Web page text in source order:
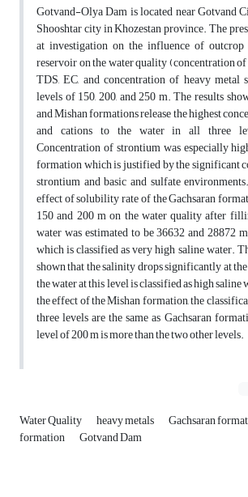
Gotvand-Olya Dam is located near Gotvand
Shooshtar city in Khozestan province. The
at investigation on the influence of
reservoir on the water quality (concentration of
TDS, EC, and concentration of heavy metal
levels of 150, 200, and 250 m. The results
and Mishan formations release the highest
and cations to the water in all three
Concentration of strontium was especially
formation which is justified by the significant
strontium and basic and sulfate
effect of solubility rate of the Gachsaran
150 and 200 m on the water quality after
water was estimated to be 36632 and 28872
which is classified as very high saline water.
shown that the salinity drops significantly at
the water at this level is classified as high saline
the effect of the Mishan formation, the
three levels are the same as Gachsaran
level of 200 m is more than the two other levels.
Water Quality heavy metals Gachsaran
formation Gotvand Dam